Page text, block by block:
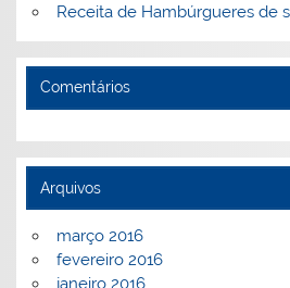
Receita de Hambúrgueres de
Comentários
Arquivos
março 2016
fevereiro 2016